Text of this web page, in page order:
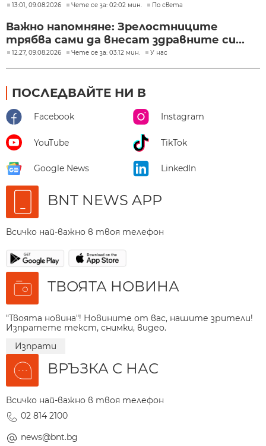
13:01, 09.08.2026 Чете се за: 02:02 мин. По света
Важно напомняне: Зрелостниците
трябва сами да внесат здравните си...
12:27, 09.08.2026 Чете се за: 03:12 мин. У нас
ПОСЛЕДВАЙТЕ НИ В
Facebook Instagram
YouTube TikTok
Google News LinkedIn
BNT NEWS APP
Всичко най-важно в твоя телефон
ТВОЯТА НОВИНА
"Твоята новина"! Новините от вас, нашите зрители!
Изпратете текст, снимки, видео.
Изпрати
ВРЪЗКА С НАС
Всичко най-важно в твоя телефон
02 814 2100
news@bnt.bg